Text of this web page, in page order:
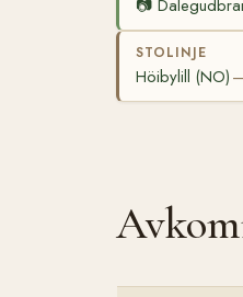
📷
STOLINJE
Höibylill (NO)